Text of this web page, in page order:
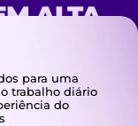
ALTA
para uma
trabalho diário
do